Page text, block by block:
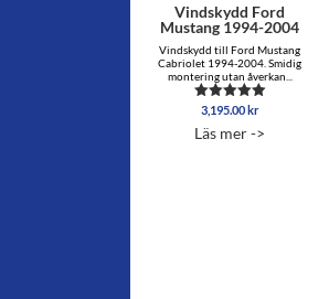
Vindskydd Ford
Mustang 1994-2004
Vindskydd till Ford Mustang
Cabriolet 1994-2004. Smidig
montering utan åverkan...
Betygsatt
av 5
3,195.00kr
Läs mer ->